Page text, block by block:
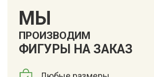
МЫ
ПРОИЗВОДИМ
ФИГУРЫ НА ЗАКАЗ